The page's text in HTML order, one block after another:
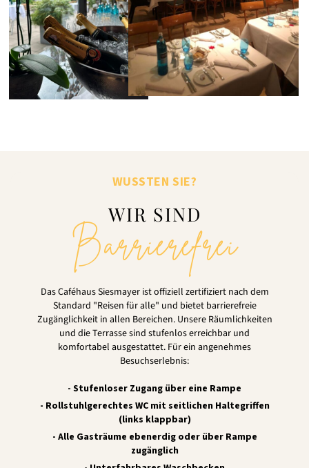
WUSSTEN SIE?
WIR SIND
Barrierefrei
Das Caféhaus Siesmayer ist offiziell zertifiziert nach dem
Standard "Reisen für alle" und bietet barrierefreie
Zugänglichkeit in allen Bereichen. Unsere Räumlichkeiten
und die Terrasse sind stufenlos erreichbar und
komfortabel ausgestattet. Für ein angenehmes
Besuchserlebnis:
- Stufenloser Zugang über eine Rampe
- Rollstuhlgerechtes WC mit seitlichen Haltegriffen
(links klappbar)
- Alle Gasträume ebenerdig oder über Rampe
zugänglich